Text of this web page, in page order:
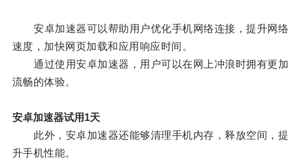
安卓加速器可以帮助用户优化手机网络连接，提升网络
速度，加快网页加载和应用响应时间。
通过使用安卓加速器，用户可以在网上冲浪时拥有更加
流畅的体验。
安卓加速器试用1天
此外，安卓加速器还能够清理手机内存，释放空间，提
升手机性能。